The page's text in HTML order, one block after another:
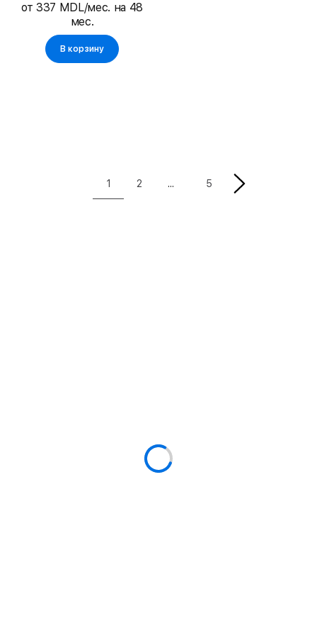
от 337 MDL/мес. на 48
мес.
В корзину
1 2 5